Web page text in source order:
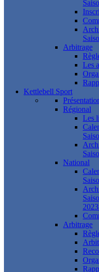
Arbitrage
Les
Kettlebell Sport
Régional
Les
National
2023
Arbitrage